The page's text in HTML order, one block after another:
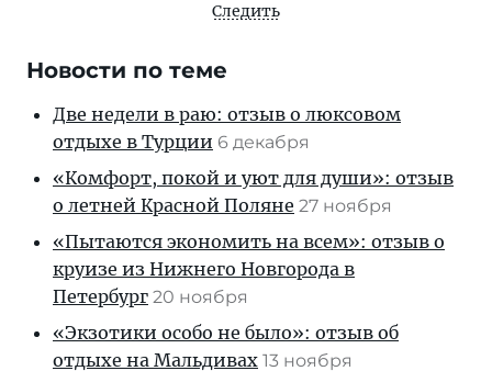
Следить
Новости по теме
Две недели в раю: отзыв о люксовом
отдыхе в Турции 6 декабря
«Комфорт, покой и уют для души»: отзыв
о летней Красной Поляне 27 ноября
«Пытаются экономить на всем»: отзыв о
круизе из Нижнего Новгорода в
Петербург 20 ноября
«Экзотики особо не было»: отзыв об
отдыхе на Мальдивах 13 ноября